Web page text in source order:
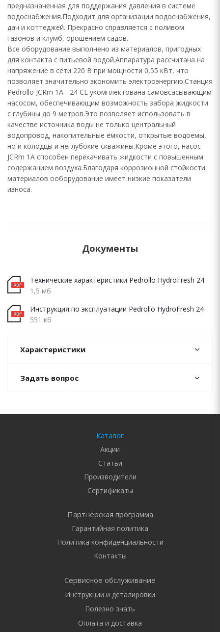
предназначенная для поддержания давления в системе
водоснабжения.Подходит для организации водоснабжения,
дач и коттеджей. Прекрасно справляется с поливом
газонов и клумб, орошением садов.
Все оборудование выполнено из материалов, пригодных
для контакта с питьевой водой.Аппаратура рассчитана на
напряжение в сети 220 В при мощности 0,55 кВт, что
позволяет значительно экономить электроэнергию.Станция
Pedrollo JCRm 1A - 24 CL укомплектована самовсасывающим
насосом, обеспечивающим возможность забора жидкости
с глубины до 9 метров.Это позволяет использовать в
качестве источника воды не только центральный
водопровод, накопительные ёмкости, открытые водоемы,
но и колодцы и неглубокие скважины.Кроме этого, насос
JCRm 1A способен перекачивать жидкости с повышенным
содержанием воздуха.Благодаря коррозионной стойкости
материалов ооборудование имеет низкие показатели
износа.
Документы
Технические характеристики Pedrollo HydroFresh 24
1,5 мб
Инструкция по эксплуатации Pedrollo HydroFresh 24
551 кб
Характеристики
Задать вопрос
Каталог
Акции
Статьи
Производители
Сертификаты
Партнерская программа
Гарантийная политика
Политика конфиденциальности
Контакты
Сервисное обслуживание
Инструкции и деталировки
Полезно знать
Оплата и доставка